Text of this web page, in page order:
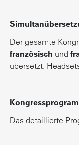
Der gesamte
französisch und
übersetzt.
Das detaillierte